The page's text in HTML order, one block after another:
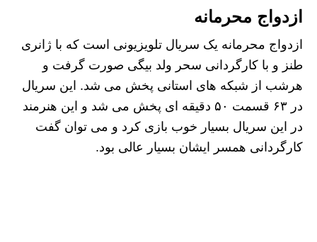
ازدواج محرمانه
ازدواج محرمانه یک سریال تلویزیونی است که با ژانری
طنز و با کارگردانی سحر ولد بیگی صورت گرفت و
هرشب از شبکه ‌های استانی پخش می ‌شد. این سریال
در ۶۳ قسمت ۵۰ دقیقه‌ ای پخش می ‌شد و این هنرمند
در این سریال بسیار خوب بازی کرد و می توان گفت
کارگردانی همسر ایشان بسیار عالی بود.